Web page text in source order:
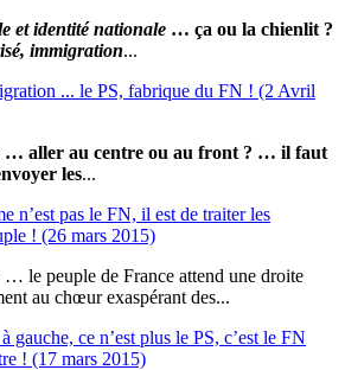
et identité nationale … ça ou la chienlit ?
immigration...
... le PS, fabrique du FN ! (2 Avril
… aller au centre ou au front ? … il faut
les...
n’est pas le FN, il est de traiter les
! (26 mars 2015)
… le peuple de France attend une droite
au chœur exaspérant des...
gauche, ce n’est plus le PS, c’est le FN
! (17 mars 2015)